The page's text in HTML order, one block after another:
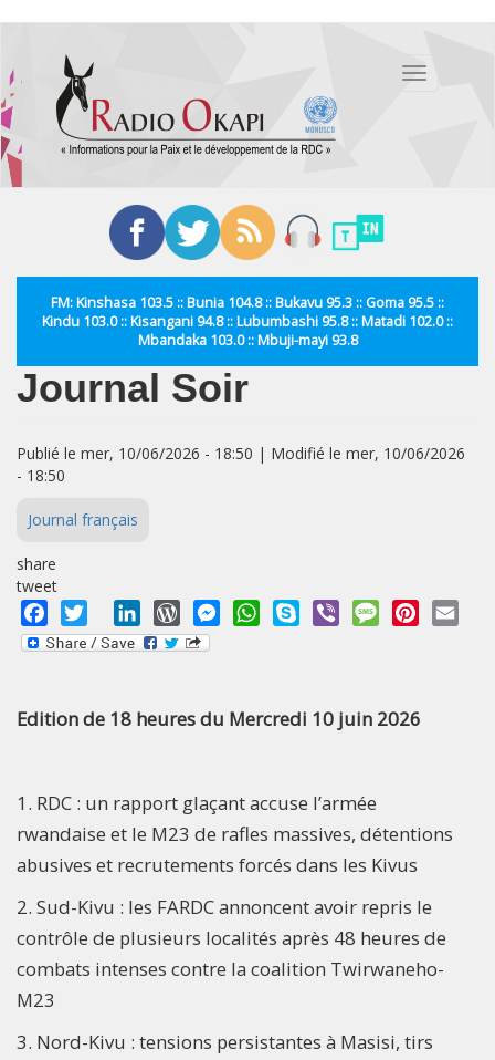
contenu
principal
Toggle
FM: Kinshasa 103.5 :: Bunia 104.8 :: Bukavu 95.3 :: Goma 95.5 ::
Kindu 103.0 :: Kisangani 94.8 :: Lubumbashi 95.8 :: Matadi 102.0 ::
Mbandaka 103.0 :: Mbuji-mayi 93.8
Journal Soir
Publié le mer, 10/06/2026 - 18:50 | Modifié le mer, 10/06/2026
- 18:50
Journal français
share
tweet
Facebook
Twitter LinkedInWordPressMessengerWhatsApp
Skype Viber MessagePinterest
Edition de 18 heures du Mercredi 10 juin 2026
1. RDC : un rapport glaçant accuse l’armée
rwandaise et le M23 de rafles massives, détentions
abusives et recrutements forcés dans les Kivus
2. Sud-Kivu : les FARDC annoncent avoir repris le
contrôle de plusieurs localités après 48 heures de
combats intenses contre la coalition Twirwaneho-
M23
3. Nord-Kivu : tensions persistantes à Masisi, tirs